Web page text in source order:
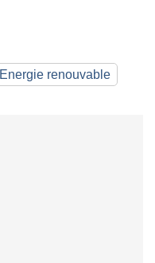
Energie renouvable